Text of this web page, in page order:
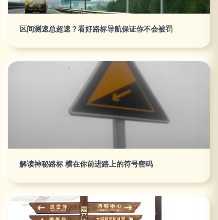
区间测速总超速？看好路标导航保证你不会被罚
解读神秘路标 横在你前进路上的符号密码